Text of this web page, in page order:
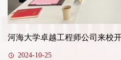
河海大学卓越工程师公司来校
2024-10-25